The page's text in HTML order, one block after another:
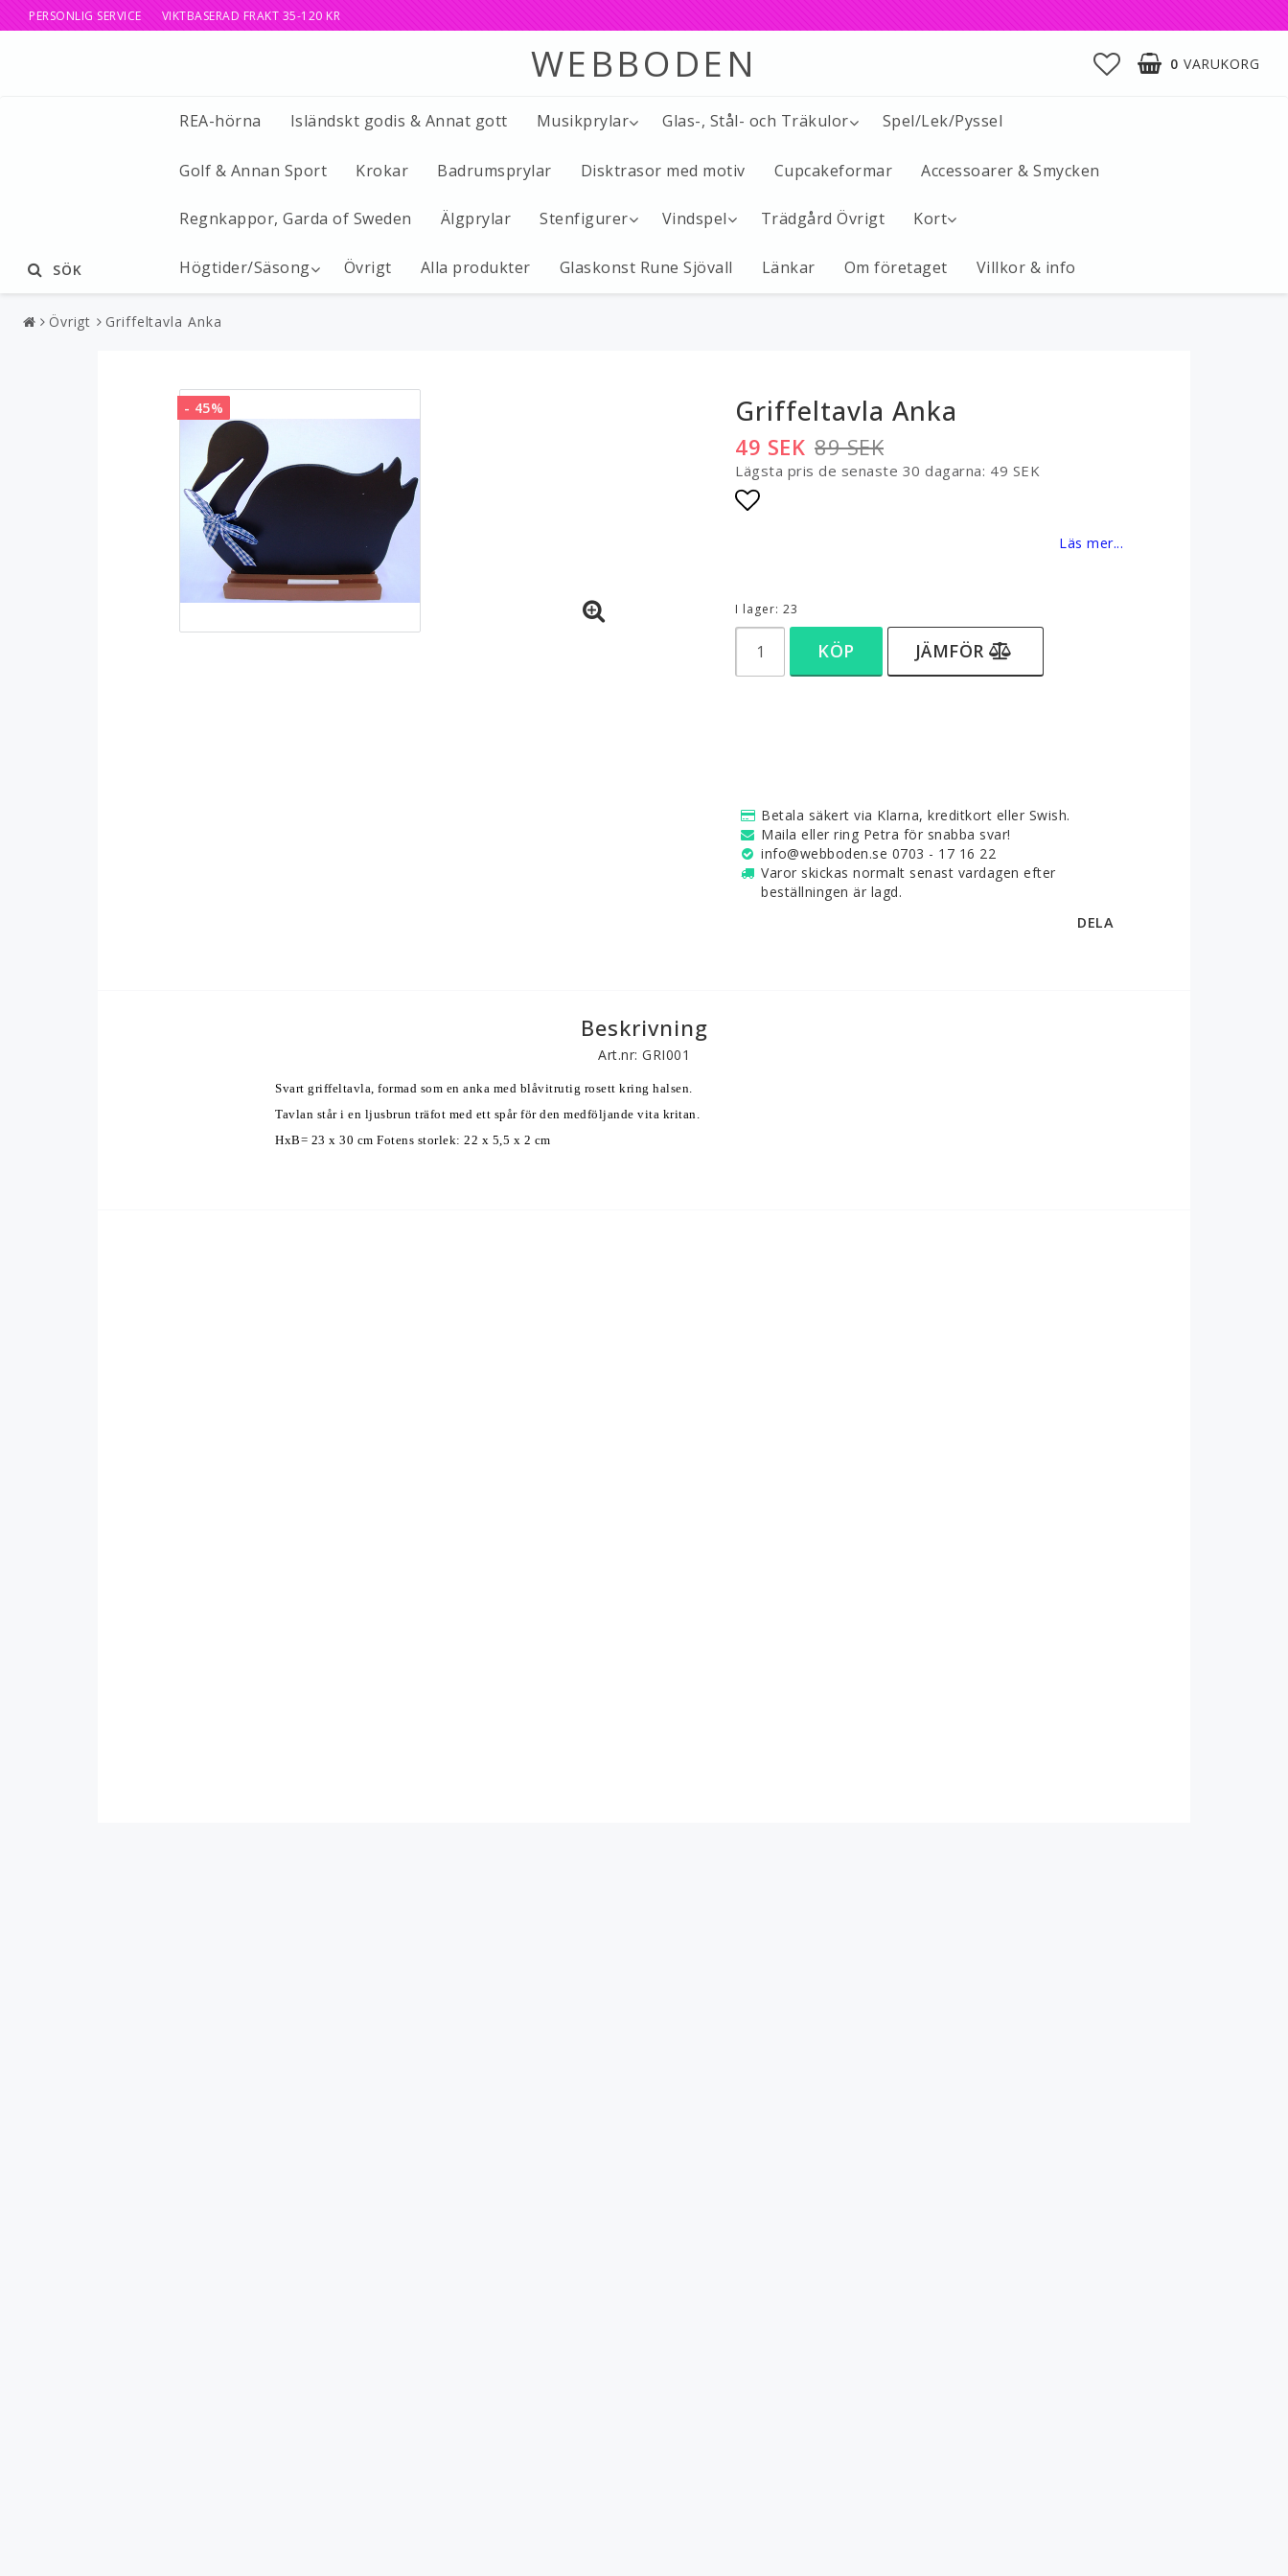
PERSONLIG SERVICE VIKTBASERAD FRAKT 35-120 KR
WEBBODEN 0 VARUKORG
REA-hörna Isländskt godis & Annat gott Musikprylar Glas-, Stål- och Träkulor Spel/Lek/Pyssel
Golf & Annan Sport Krokar Badrumsprylar Disktrasor med motiv Cupcakeformar Accessoarer & Smycken
Regnkappor, Garda of Sweden Älgprylar Stenfigurer Vindspel Trädgård Övrigt Kort
Högtider/Säsong Övrigt Alla produkter Glaskonst Rune Sjövall Länkar Om företaget Villkor & info
SÖK
Övrigt Griffeltavla Anka
- 45% Griffeltavla Anka
89 SEK
49 SEK
Lägsta pris de senaste 30 dagarna 49 SEK
Läs mer...
I lager: 23
KÖP JÄMFÖR
Betala säkert via Klarna, kreditkort eller Swish.
Maila eller ring Petra för snabba svar!
info@webboden.se 0703 - 17 16 22
Varor skickas normalt senast vardagen efter
beställningen är lagd.
DELA
Beskrivning
Art.nr: GRI001
Svart griffeltavla, formad som en anka med blåvitrutig rosett kring halsen.
Tavlan står i en ljusbrun träfot med ett spår för den medföljande vita kritan.
HxB= 23 x 30 cm Fotens storlek: 22 x 5,5 x 2 cm